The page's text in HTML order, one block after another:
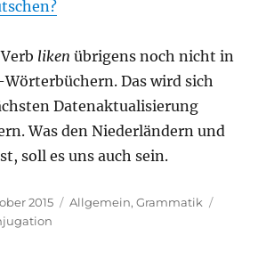
liken übrigens noch nicht in
Das wird sich
Datenaktualisierung
Was den Niederländern und
soll es uns auch sein.
2015 Kategorien
Allgemein,Grammatik